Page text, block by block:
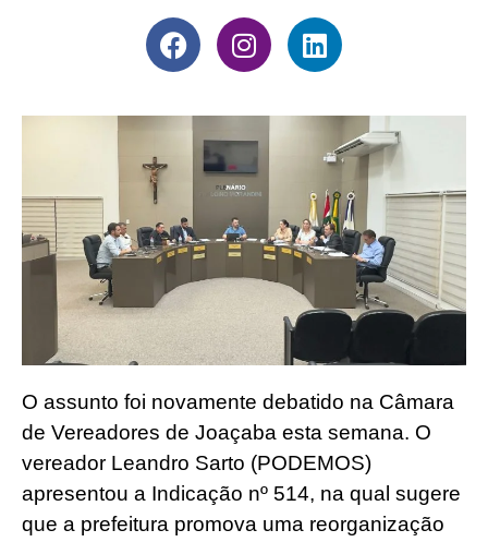
O assunto foi novamente debatido na Câmara
de Vereadores de Joaçaba esta semana. O
vereador Leandro Sarto (PODEMOS)
apresentou a Indicação nº 514, na qual sugere
que a prefeitura promova uma reorganização